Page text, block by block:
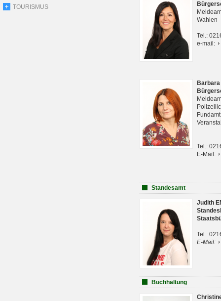
TOURISMUS
Wahlen
Tel.:
e-mail:
Tel.:
E-Mail:
Standesamt
Judith
Tel.:
E-Mail:
Buchhaltung